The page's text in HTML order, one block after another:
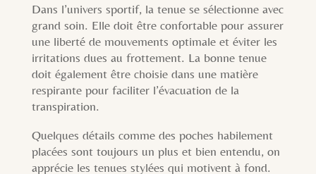
Dans l’univers sportif, la tenue se sélectionne avec
grand soin. Elle doit être confortable pour assurer
une liberté de mouvements optimale et éviter les
irritations dues au frottement. La bonne tenue
doit également être choisie dans une matière
respirante pour faciliter l’évacuation de la
transpiration.
Quelques détails comme des poches habilement
placées sont toujours un plus et bien entendu, on
apprécie les tenues stylées qui motivent à fond.